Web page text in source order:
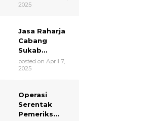
2025
Jasa Raharja
Cabang
Sukab...
posted on April 7,
2025
Operasi
Serentak
Pemeriks...